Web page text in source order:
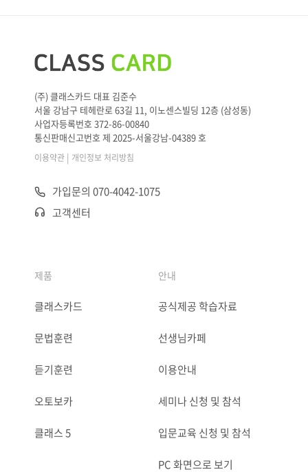
(주) 클래스카드 대표 김준수
서울 강남구 테헤란로 63길 11, 이노센스빌딩 12층 (삼성동)
사업자등록번호 372-86-00840
통신판매신고번호 제 2025-서울강남-04389 호
이용약관 | 개인정보 처리방침
가입문의 070-4042-1075
고객센터
제품
클래스카드
문법훈련
듣기훈련
오토보카
클래스 5
안내
공식제공 학습자료
선생님카페
이용안내
세미나 신청 및 참석
입문교육 신청 및 참석
PC 화면으로 보기